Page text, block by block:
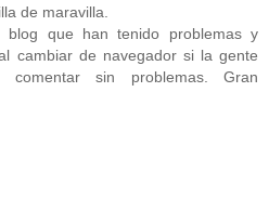
de maravilla.
blog que han tenido problemas y
cambiar de navegador si la gente
sin problemas. Gran